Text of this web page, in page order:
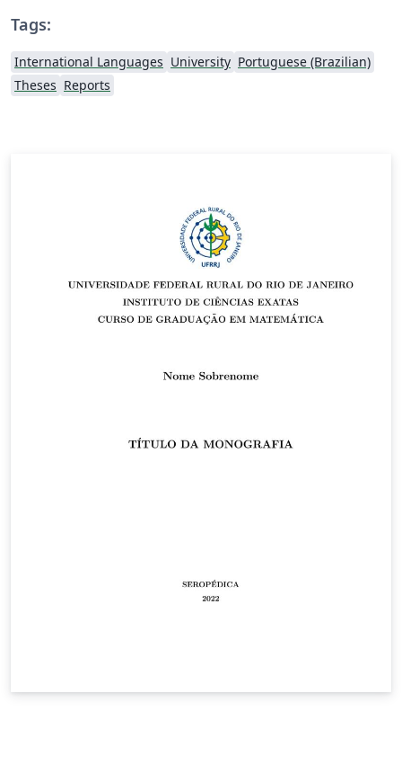
Tags:
International Languages University Portuguese (Brazilian)
Theses Reports